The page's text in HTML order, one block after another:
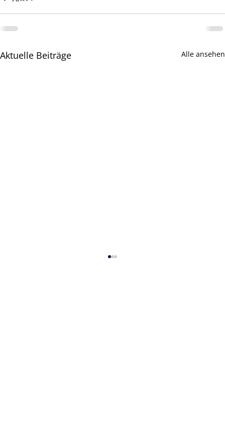
Aktuelle Beiträge Alle ansehen